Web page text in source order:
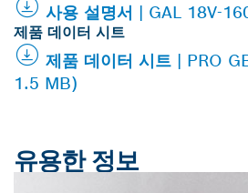
사용 설명서 | GAL 18V-
제품 데이터 시트
제품 데이터 시트 | PRO
1.5 MB)
유용한 정보